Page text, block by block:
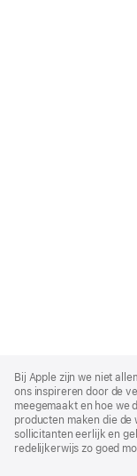
Footer
Bij Apple zijn we niet
ons inspireren door de
meegemaakt en hoe we
producten maken die
sollicitanten eerlijk en
redelijkerwijs zo goed